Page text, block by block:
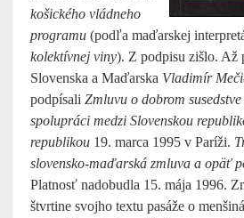
košického vládneho
programu (podľa maďarskej
kolektívnej viny). Z podpisu zišlo. Až
Slovenska a Maďarska Vladimír
podpísali Zmluvu o dobrom
spolupráci medzi Slovenskou
republikou 19. marca 1995 v Paríži.
slovensko-maďarská zmluva a opäť
Platnosť nadobudla 15. mája 1996.
štvrtine svojho textu pasáže o